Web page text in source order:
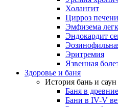
Холангит
Цирроз печени
Эмфизема
Эндокардит
Эритремия
Язвенная
Здоровье и баня
История бань и саун
Баня в
Бани в IV-V